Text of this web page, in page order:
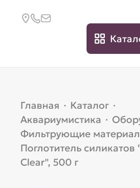
Главная · Каталог ·
Аквариумистика ·
Фильтрующие
Поглотитель силикатов
Clear", 500 г